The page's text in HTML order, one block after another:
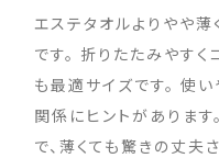
エステタオルよりやや
です。 折りたたみやす
も最適サイズです。 使
関係にヒントがあります
で、薄くても驚きの丈夫